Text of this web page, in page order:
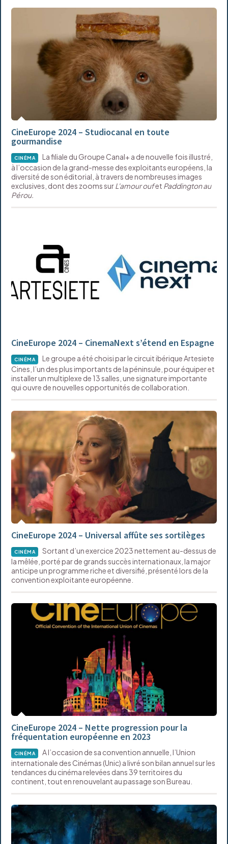
CineEurope 2024 – Studiocanal en toute
gourmandise
CINÉMA
La filiale du Groupe Canal+ a de nouvelle fois illustré,
à l’occasion de la grand-messe des exploitants européens, la
diversité de son éditorial, à travers de nombreuses images
exclusives, dont des zooms surL'amour oufet Paddington au
Pérou.
CineEurope 2024 – CinemaNext s’étend en Espagne
CINÉMA
Le groupe a été choisi par le circuit ibérique Artesiete
Cines, l’un des plus importants de la péninsule, pour équiper et
installer un multiplexe de 13 salles, une signature importante
qui ouvre de nouvelles opportunités de collaboration.
CineEurope 2024 – Universal affûte ses sortilèges
CINÉMA
Sortant d’un exercice 2023 nettement au-dessus de
la mêlée, porté par de grands succès internationaux, la major
anticipe un programme riche et diversifié, présenté lors de la
convention exploitante européenne.
CineEurope 2024 – Nette progression pour la
fréquentation européenne en 2023
CINÉMA
A l’occasion de sa convention annuelle, l’Union
internationale des Cinémas (Unic) a livré son bilan annuel sur les
tendances du cinéma relevées dans 39 territoires du
continent, tout en renouvelant au passage son Bureau.